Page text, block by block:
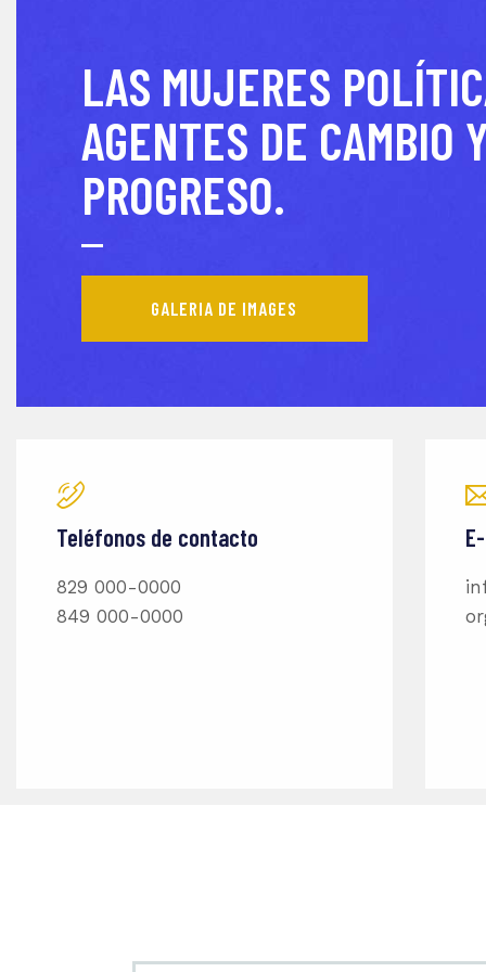
LAS MUJERES
AGENTES DE CAMBIO
PROGRESO.
GALERIA DE IMAGES
Teléfonos de contacto
829 000-0000
849 000-0000